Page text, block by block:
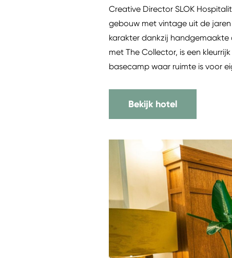
Creative Director SLOK
gebouw met vintage uit de jaren
karakter dankzij handgemaakte
met The Collector, is een
basecamp waar ruimte is voor
Bekijk hotel